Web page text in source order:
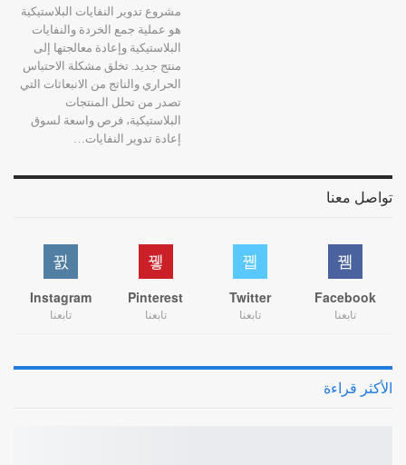
مشروع تدوير النفايات البلاستيكية
هو عملية جمع الخردة والنفايات
البلاستيكية وإعادة معالجتها إلى
منتج جديد. تخلق مشكلة الاحتباس
الحراري والناتج من الانبعاثات التي
تصدر من تحلل المنتجات
البلاستيكية، فرص واسعة لسوق
إعادة تدوير النفايات…
تواصل معنا
Facebook
تابعنا
Twitter
تابعنا
Pinterest
تابعنا
Instagram
تابعنا
الأكثر قراءة